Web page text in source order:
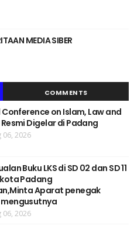
MEDIA SIBER
COMMENTS
on Islam, Law and
Digelar di Padang
06, 2026
Buku LKS di SD 02 dan SD 11
Padang
Aparat penegak
06, 2026